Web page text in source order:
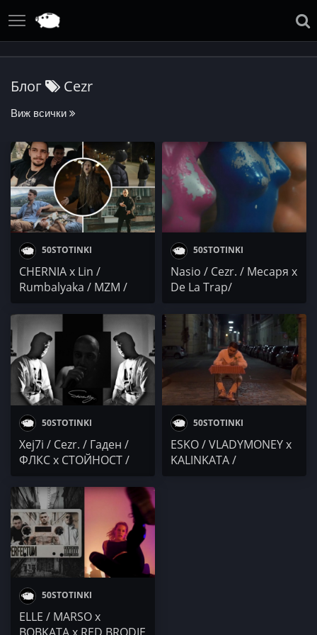
Блог Cezr
Виж всички
50STOTINKI
CHERNIA x Lin /
Rumbalyaka / MZM /
Cezr.
50STOTINKI
Nasio / Cezr. / Месаря x
De La Trap/
Ina Gallardo x Krisko /
Гаден
50STOTINKI
Xej7i / Cezr. / Гаден /
ФЛКС х СТОЙНОСТ /
50STOTINKI
ESKO / VLADYMONEY x
KALINKATA /
50STOTINKI
ELLE / MARSO x